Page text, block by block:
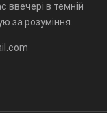
ввечері в темній
за розуміння.